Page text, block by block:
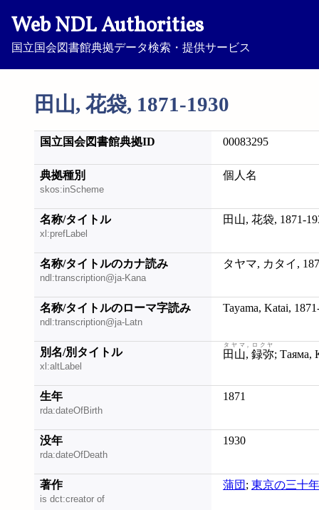
Web NDL Authorities
国立国会図書館典拠データ検索・提供サービス
田山, 花袋, 1871-1930
国立国会図書館典拠ID 00083295
典拠種別
skos:inScheme
個人名
名称/タイトル
xl:prefLabel
田山, 花袋, 1871-
名称/タイトルのカナ読み
ndl:transcription@ja-Kana
タヤマ, カタイ,
名称/タイトルのローマ字読み
ndl:transcription@ja-Latn
Tayama, Katai,
別名/別タイトル
xl:altLabel
田山, 録弥
タヤマ, ロクヤ
生年
rda:dateOfBirth
1871
没年
rda:dateOfDeath
1930
著作
is dct:creator of
蒲団 ; 東京の三十年